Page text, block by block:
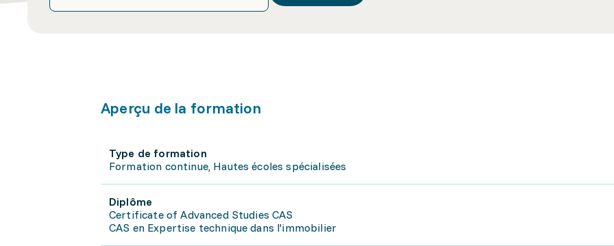
Aperçu de la formation
Type de formation
Formation continue, Hautes écoles spécialisées
Diplôme
Certificate of Advanced Studies CAS
CAS en Expertise technique dans l'immobilier